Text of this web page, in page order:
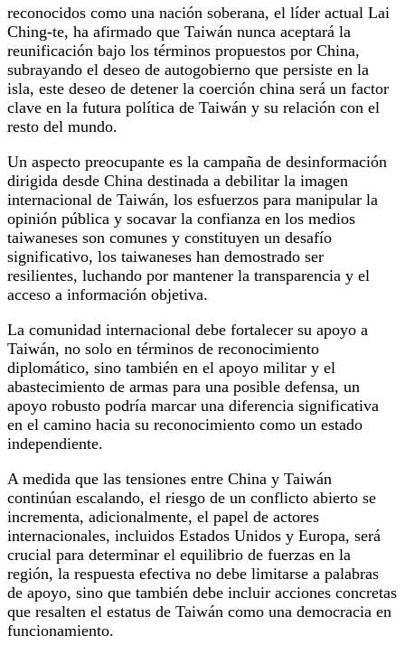
reconocidos como una nación soberana, el líder actual Lai
Ching-te, ha afirmado que Taiwán nunca aceptará la
reunificación bajo los términos propuestos por China,
subrayando el deseo de autogobierno que persiste en la
isla, este deseo de detener la coerción china será un factor
clave en la futura política de Taiwán y su relación con el
resto del mundo.
Un aspecto preocupante es la campaña de desinformación
dirigida desde China destinada a debilitar la imagen
internacional de Taiwán, los esfuerzos para manipular la
opinión pública y socavar la confianza en los medios
taiwaneses son comunes y constituyen un desafío
significativo, los taiwaneses han demostrado ser
resilientes, luchando por mantener la transparencia y el
acceso a información objetiva.
La comunidad internacional debe fortalecer su apoyo a
Taiwán, no solo en términos de reconocimiento
diplomático, sino también en el apoyo militar y el
abastecimiento de armas para una posible defensa, un
apoyo robusto podría marcar una diferencia significativa
en el camino hacia su reconocimiento como un estado
independiente.
A medida que las tensiones entre China y Taiwán
continúan escalando, el riesgo de un conflicto abierto se
incrementa, adicionalmente, el papel de actores
internacionales, incluidos Estados Unidos y Europa, será
crucial para determinar el equilibrio de fuerzas en la
región, la respuesta efectiva no debe limitarse a palabras
de apoyo, sino que también debe incluir acciones concretas
que resalten el estatus de Taiwán como una democracia en
funcionamiento.